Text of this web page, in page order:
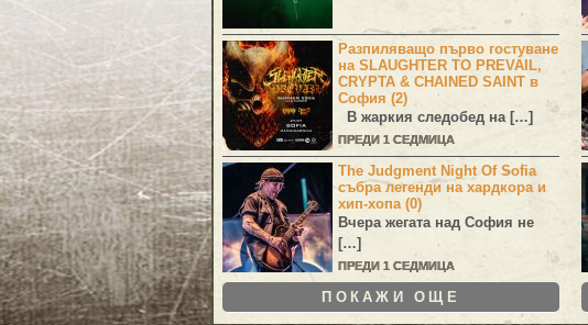
Разпиляващо първо гостуване
на SLAUGHTER TO PREVAIL,
CRYPTA & CHAINED SAINT в
София (2)
В жаркия следобед на […]
ПРЕДИ 1 СЕДМИЦА
The Judgment Night Of Sofia
събра легенди на хардкора и
хип-хопа (0)
Вчера жегата над София не
[…]
ПРЕДИ 1 СЕДМИЦА
ПОКАЖИ ОЩЕ